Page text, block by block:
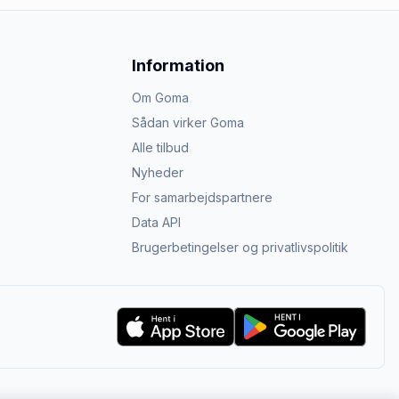
Information
Om Goma
Sådan virker Goma
Alle tilbud
Nyheder
For samarbejdspartnere
Data API
Brugerbetingelser og privatlivspolitik